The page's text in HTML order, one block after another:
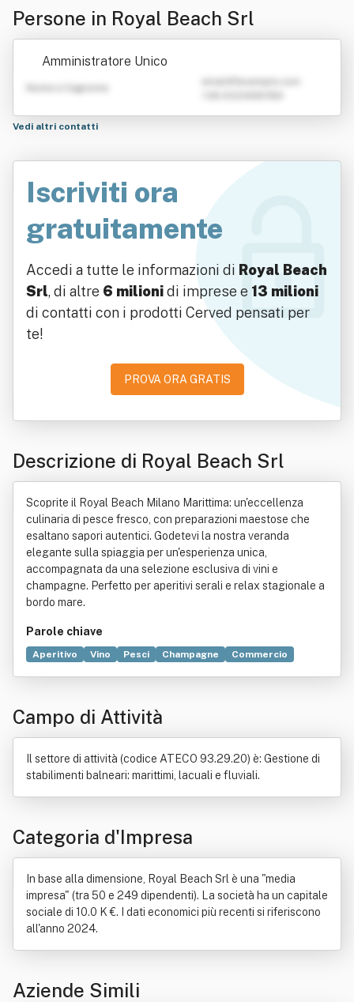
Persone in Royal Beach Srl
Amministratore Unico
Nome e Cognome
Vedi altri contatti
Iscriviti ora
gratuitamente
Accedi a tutte le informazioni di Royal Beach
Srl, di altre 6 milionidi imprese e 13 milioni
di contatti con i prodotti Cerved pensati per
te!
PROVA ORA GRATIS
Descrizione di Royal Beach Srl
Scoprite il Royal Beach Milano Marittima: un'eccellenza
culinaria di pesce fresco, con preparazioni maestose che
esaltano sapori autentici. Godetevi la nostra veranda
elegante sulla spiaggia per un'esperienza unica,
accompagnata da una selezione esclusiva di vini e
champagne. Perfetto per aperitivi serali e relax stagionale a
bordo mare.
Parole chiave
Aperitivo Vino Pesci Champagne
Commercio
Negozio
Rete Marketing
Bene immobile
Produzione
Ristorante Spiaggia
Campo di Attività
Il settore di attività (codice ATECO 93.29.20) è: Gestione di
stabilimenti balneari: marittimi, lacuali e fluviali.
Categoria d'Impresa
In base alla dimensione, Royal Beach Srl è una "media
impresa" (tra 50 e 249 dipendenti). La società ha un capitale
sociale di 10.0 K €. I dati economici più recenti si riferiscono
all'anno 2024.
Aziende Simili